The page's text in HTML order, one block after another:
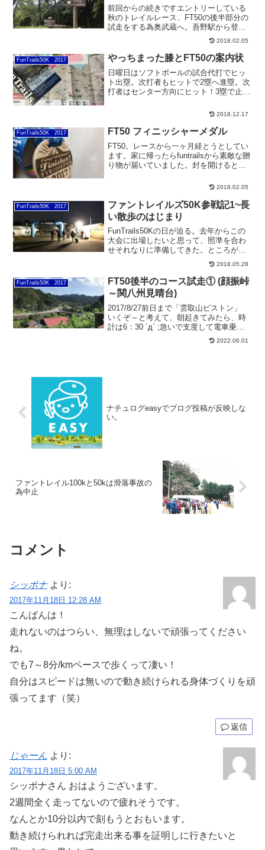
前回からの続きですエントリーしている
秋のトレイルレース、FT50の後半部分の
試走をする為奥武蔵へ。吾野駅から登り
はじめ、顔振峠～高山不動尊を経て「関
八州見晴台」に到着関八州見晴台から
先、県民の森エイドまでは、ロードと細
かなアップダウンのある...
2018.02.05
FunTrails50K 2017 やっちまった膝とFT50の案内状
日曜日はソフトボールの試合代打でヒッ
ト出塁。次打者もヒットで2塁へ進塁。次
打者はセンター方向にヒット！3塁で止ま
球の行方を見ながらスピードを上げる。
へ・・・・よし行ける...
2018.12.17
FunTrails50K 2017 FT50 フィニッシャーメダル
FT50。レースから一ヶ月経とうとしてい
ます。家に帰ったらfuntrailsから素敵な贈
り物が届いていました。封を開けると木
フィニッシャーメダルです。事故による
ースでは...
2018.02.05
FunTrails50K 2017
ファントレイルズ50K参戦記1~長
い散歩のはじまり
FunTrails50Kの日が迫る。去年からこの
大会に出場したいと思って、照準を合わ
せそれなりに準備してきた。ところが大
会2週間前に膝を故障(右膝外側側副靭帯
損傷)してしまい、走る事は出来なくなっ
てしまった。しかし、僕はここにやって
来た。右...
2018.05.28
FunTrails50K 2017
FT50後半のコース試走① (顔振峠
～関八州見晴台)
2017/8/27前日まで「雲取山ピストン」
いくぞ～と考えて、朝起きてみたら、時
計は6：30 ´д` ;急いで支度して電車乗っ
て、奥多摩からバスに乗って・・鴨沢ス
タートが10半を廻ってしまう・・・まぁ
2022.06.01
ナチュログeasyでブログ投稿が反映しな
い。
ファントレイル100kと50kは滑落事故の
為中止
コメント
シッポナ より:
2017年11月18日 12:28 AM
こんばんは！
走れないのはつらい、無理はしないで頑張ってください
ね。
でも7～8分/kmペースで歩くって凄い！
自分はスピードは無いので動き続けられる身体づくりを頑
張ってます（笑）
返信
じゃーん より:
2017年11月18日 5:00 AM
シッポナさん おはようございます。
2週間全く走ってないので疲れそうです。
なんとか10分以内で刻もうとおもいます。
動き続けられれば完走出来る事を証明しに行きたいと